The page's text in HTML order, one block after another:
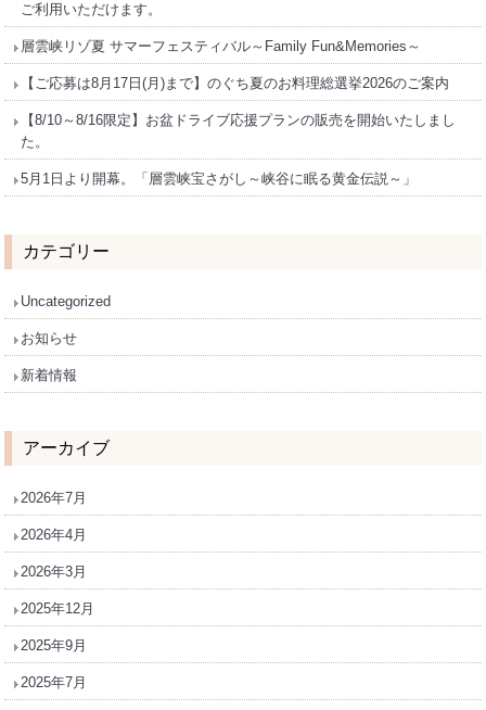
ご利用いただけます。
層雲峡リゾ夏 サマーフェスティバル～Family Fun&Memories～
【ご応募は8月17日(月)まで】のぐち夏のお料理総選挙2026のご案内
【8/10～8/16限定】お盆ドライブ応援プランの販売を開始いたしまし
た。
5月1日より開幕。「層雲峡宝さがし～峡谷に眠る黄金伝説～」
カテゴリー
Uncategorized
お知らせ
新着情報
アーカイブ
2026年7月
2026年4月
2026年3月
2025年12月
2025年9月
2025年7月